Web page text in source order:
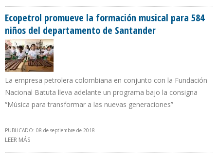
Ecopetrol promueve la formación musical para 584
niños del departamento de Santander
La empresa petrolera colombiana en conjunto con la Fundación
Nacional Batuta lleva adelante un programa bajo la consigna
“Música para transformar a las nuevas generaciones”
PUBLICADO: 08 de septiembre de 2018
LEER MÁS